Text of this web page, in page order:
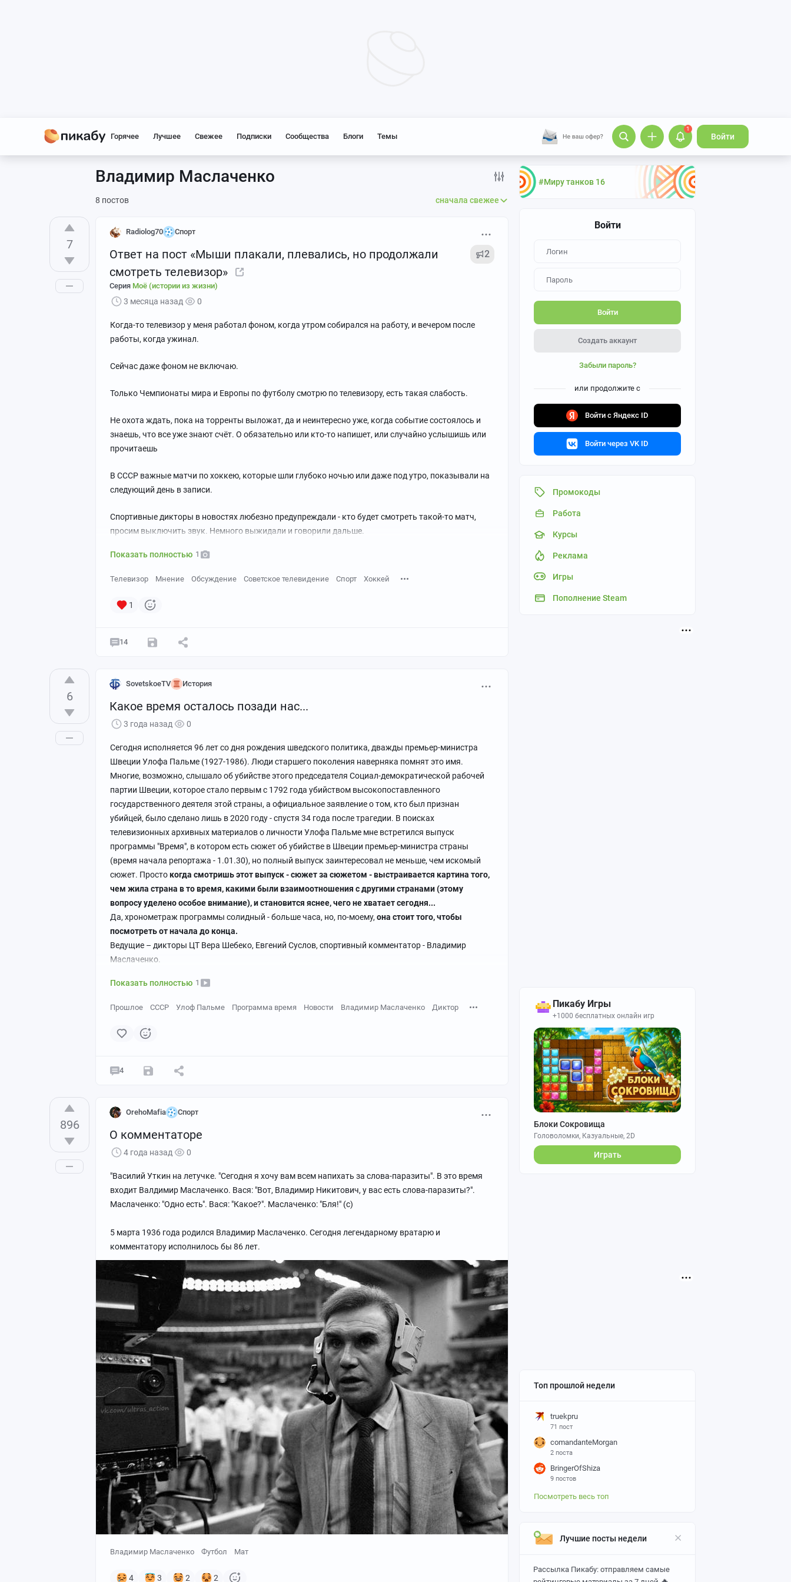
Горячее Лучшее Свежее Подписки Сообщества Блоги Темы
1
Войти
#Миру танков 16
Войти
Войти
Создать аккаунт
Забыли пароль?
или продолжите с
Войти с Яндекс ID
Войти через VK ID
Промокоды
Работа
Курсы
Реклама
Игры
Пополнение Steam
Пикабу Игры
+1000 бесплатных онлайн игр
Блоки Сокровища
Головоломки, Казуальные, 2D
Играть
Топ прошлой недели
truekpru
71 пост
comandanteMorgan
2 поста
BringerOfShiza
9 постов
Посмотреть весь топ
Лучшие посты недели
Рассылка Пикабу: отправляем самые
Владимир Маслаченко
8 постов сначала свежее
7
Radiolog70 Спорт
Ответ на пост «Мыши плакали, плевались, но продолжали
смотреть телевизор»
2
Серия Моё (истории из жизни)
3 месяца назад 0
Когда-то телевизор у меня работал фоном, когда утром собирался на работу, и вечером после
работы, когда ужинал.
Сейчас даже фоном не включаю.
Только Чемпионаты мира и Европы по футболу смотрю по телевизору, есть такая слабость.
Не охота ждать, пока на торренты выложат, да и неинтересно уже, когда событие состоялось и
знаешь, что все уже знают счёт. О обязательно или кто-то напишет, или случайно услышишь или
прочитаешь
В СССР важные матчи по хоккею, которые шли глубоко ночью или даже под утро, показывали на
следующий день в записи.
Спортивные дикторы в новостях любезно предупреждали - кто будет смотреть такой-то матч,
просим выключить звук. Немного выжидали и говорили дальше.
Показать полностью 1
Телевизор Мнение Обсуждение Советское телевидение Спорт Хоккей
1
14
6
SovetskoeTV История
Какое время осталось позади нас...
3 года назад 0
Сегодня исполняется 96 лет со дня рождения шведского политика, дважды премьер-министра
Швеции Улофа Пальме (1927-1986). Люди старшего поколения наверняка помнят это имя.
Многие, возможно, слышало об убийстве этого председателя Социал-демократической рабочей
партии Швеции, которое стало первым с 1792 года убийством высокопоставленного
государственного деятеля этой страны, а официальное заявление о том, кто был признан
убийцей, было сделано лишь в 2020 году - спустя 34 года после трагедии. В поисках
телевизионных архивных материалов о личности Улофа Пальме мне встретился выпуск
программы "Время", в котором есть сюжет об убийстве в Швеции премьер-министра страны
(время начала репортажа - 1.01.30), но полный выпуск заинтересовал не меньше, чем искомый
сюжет. Простокогда смотришь этот выпуск - сюжет за сюжетом - выстраивается картина того,
чем жила страна в то время, какими были взаимоотношения с другими странами (этому
вопросу уделено особое внимание), и становится яснее, чего не хватает сегодня...
Да, хронометраж программы солидный - больше часа, но, по-моему, она стоит того, чтобы
посмотреть от начала до конца.
Ведущие – дикторы ЦТ Вера Шебеко, Евгений Суслов, спортивный комментатор - Владимир
Маслаченко.
Показать полностью 1
Прошлое СССР Улоф Пальме Программа время Новости Владимир Маслаченко Диктор
4
896
OrehoMafia Спорт
О комментаторе
4 года назад 0
"Василий Уткин на летучке. "Сегодня я хочу вам всем напихать за слова-паразиты". В это время
входит Валдимир Маслаченко. Вася: "Вот, Владимир Никитович, у вас есть слова-паразиты?".
Маслаченко: "Одно есть". Вася: "Какое?". Маслаченко: "Бля!" (с)
5 марта 1936 года родился Владимир Маслаченко. Сегодня легендарному вратарю и
комментатору исполнилось бы 86 лет.
Владимир Маслаченко Футбол Мат
4 3 2 2